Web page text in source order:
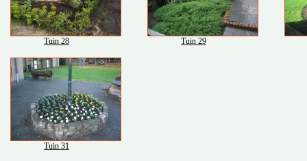
Tuin 28 Tuin 29
Tuin 31